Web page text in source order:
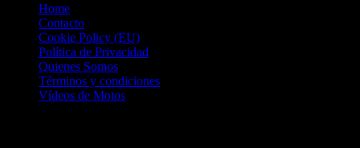
Home
Contacto
Cookie Policy (EU)
Política de Privacidad
Quienes Somos
Términos y condiciones
Vídeos de Motos